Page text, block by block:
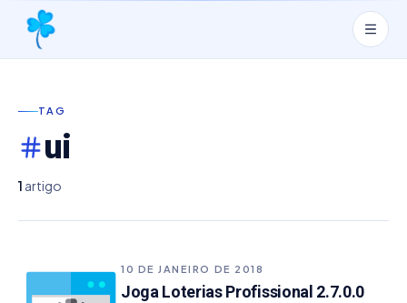
TAG
ui
1 artigo
10 DE JANEIRO DE 2018
Joga Loterias Profissional 2.7.0.0